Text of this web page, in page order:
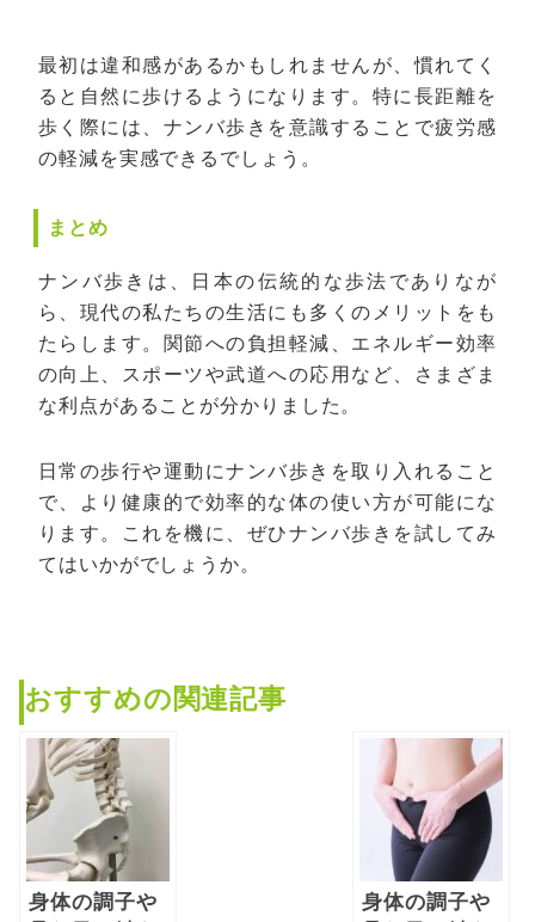
最初は違和感があるかもしれませんが、慣れてく
ると自然に歩けるようになります。特に長距離を
歩く際には、ナンバ歩きを意識することで疲労感
の軽減を実感できるでしょう。
まとめ
ナンバ歩きは、日本の伝統的な歩法でありなが
ら、現代の私たちの生活にも多くのメリットをも
たらします。関節への負担軽減、エネルギー効率
の向上、スポーツや武道への応用など、さまざま
な利点があることが分かりました。
日常の歩行や運動にナンバ歩きを取り入れること
で、より健康的で効率的な体の使い方が可能にな
ります。これを機に、ぜひナンバ歩きを試してみ
てはいかがでしょうか。
おすすめの関連記事
身体の調子や
身体の調子や